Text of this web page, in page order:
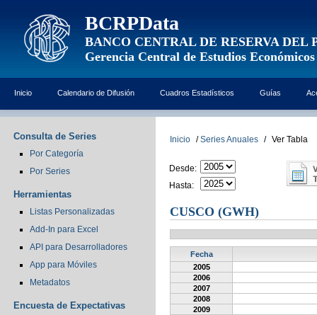
BCRPData
BANCO CENTRAL DE RESERVA DEL
Gerencia Central de Estudios Económicos
Inicio Calendario de Difusión Cuadros Estadísticos Guías
Consulta de Series
Por Categoría
Por Series
Herramientas
Listas Personalizadas
Add-In para Excel
API para Desarrolladores
App para Móviles
Metadatos
Encuesta de Expectativas
Inicio / Series Anuales / Ver Tabla
Desde:
Hasta:
CUSCO (GWH)
Fecha
2005
2006
2007
2008
2009